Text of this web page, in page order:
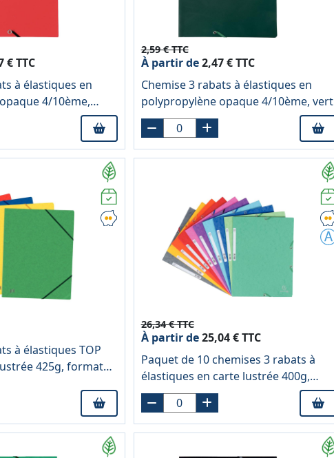
€ TTC
à élastiques en
4/10ème,
2,59 € TTC
À partir de2,47 € TTC
Chemise 3 rabats à élastiques en
polypropylène opaque 4/10ème, vert
à élastiques TOP
425g, format
26,34 € TTC
À partir de25,04 € TTC
Paquet de 10 chemises 3 rabats à
élastiques en carte lustrée 400g,
coloris assortis